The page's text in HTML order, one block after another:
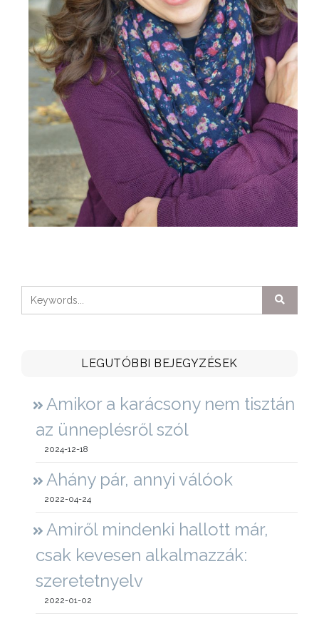
LEGUTÓBBI BEJEGYZÉSEK
Amikor a karácsony nem tisztán
az ünneplésről szól
2024-12-18
Ahány pár, annyi válóok
2022-04-24
Amiről mindenki hallott már,
csak kevesen alkalmazzák:
szeretetnyelv
2022-01-02